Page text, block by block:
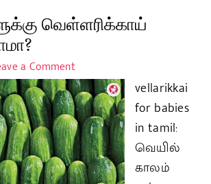
வெள்ளரிக்காய்
a Comment
vellarikkai
for babies
in tamil:
வெயில்
காலம்